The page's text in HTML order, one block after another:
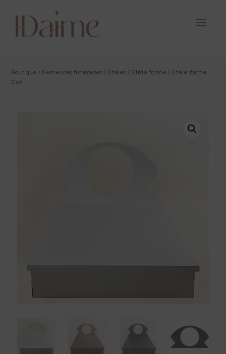
Boutique / Demeures funéraires / Stèles / Stèle forme / Stèle forme
Oeil